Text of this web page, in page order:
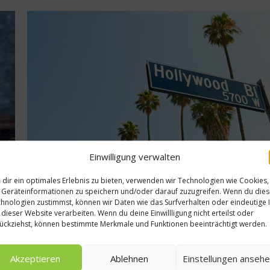
Einwilligung verwalten
dir ein optimales Erlebnis zu bieten, verwenden wir Technologien wie Cookies,
Geräteinformationen zu speichern und/oder darauf zuzugreifen. Wenn du
zustimmst, können wir Daten wie das Surfverhalten oder eindeutige
dieser Website verarbeiten. Wenn du deine Einwillligung nicht erteilst oder
können bestimmte Merkmale und Funktionen beeinträchtigt werden.
Akzeptieren Ablehnen Einstellungen
Los Angeles – Die Kultrezepte
Hollywood-Glanz und Nationen-Vielfalt für die Küche: „Los
– Die Kutrezepte“ liefert Trendrezepte und exklusive
Weiterlesen
Der teuerste Weißwein
der Welt – Neuer
Rekordpreis
4. August 2011